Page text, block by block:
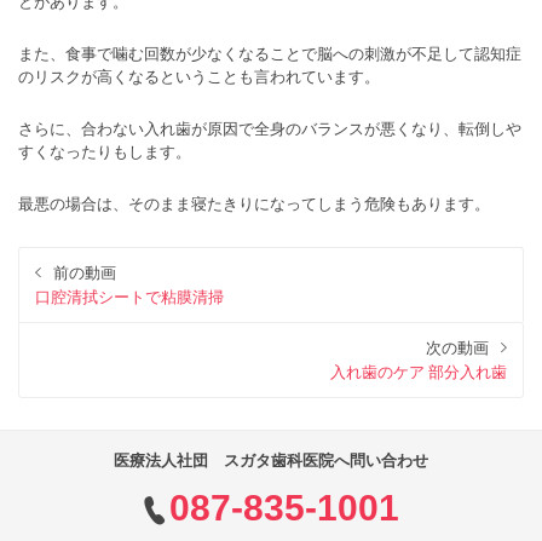
また、食事で噛む回数が少なくなることで脳への刺激が不足して認知症
のリスクが高くなるということも言われています。
さらに、合わない入れ歯が原因で全身のバランスが悪くなり、転倒しや
すくなったりもします。
最悪の場合は、そのまま寝たきりになってしまう危険もあります。
前の動画
口腔清拭シートで粘膜清掃
次の動画
入れ歯のケア 部分入れ歯
医療法人社団 スガタ歯科医院へ問い合わせ
087-835-1001